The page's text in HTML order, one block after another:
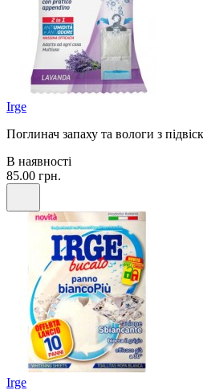
Irge
Поглинач запаху та вологи з
В наявності
85.00 грн.
Irge